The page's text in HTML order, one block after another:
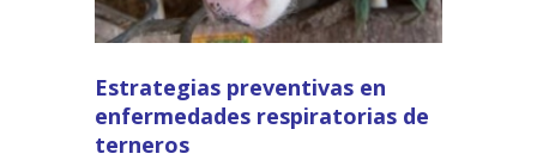
Estrategias preventivas en
enfermedades respiratorias de
terneros